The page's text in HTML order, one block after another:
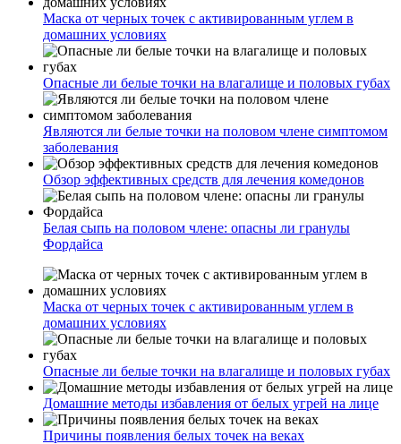
Маска от черных точек с активированным углем в
домашних условиях
Опасные ли белые точки на влагалище и половых губах
Являются ли белые точки на половом члене симптомом
заболевания
Обзор эффективных средств для лечения комедонов
Белая сыпь на половом члене: опасны ли гранулы
Фордайса
Маска от черных точек с активированным углем в
домашних условиях
Опасные ли белые точки на влагалище и половых губах
Домашние методы избавления от белых угрей на лице
Причины появления белых точек на веках